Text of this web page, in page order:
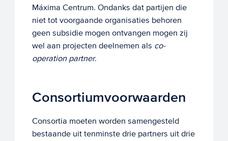
Máxima Centrum. Ondanks dat partijen die
niet tot voorgaande organisaties behoren
geen subsidie mogen ontvangen mogen zij
wel aan projecten deelnemen als co-
operation partner.
Consortiumvoorwaarden
Consortia moeten worden samengesteld
bestaande uit tenminste drie partners uit drie